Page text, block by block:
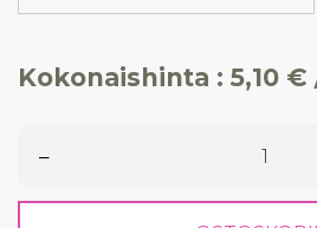
Kokonaishinta : 5,10 €
–